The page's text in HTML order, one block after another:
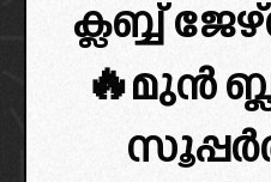
ക്ലബ്ബ്
🔥മുൻ